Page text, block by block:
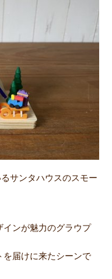
サンタハウスのスモー
インが魅力のグラウプ
を届けに来たシーンで